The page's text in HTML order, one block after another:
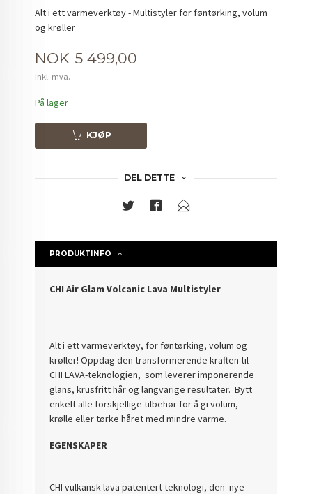
Alt i ett varmeverktøy - Multistyler for føntørking, volum
og krøller
Pris
NOK 5 499,00
inkl. mva.
På lager
KJØP
DEL DETTE
PRODUKTINFO
CHI Air Glam Volcanic Lava Multistyler
Alt i ett varmeverktøy, for føntørking, volum og
krøller! Oppdag den transformerende kraften til
CHI LAVA-teknologien, som leverer imponerende
glans, krusfritt hår og langvarige resultater. Bytt
enkelt alle forskjellige tilbehør for å gi volum,
krølle eller tørke håret med mindre varme.
EGENSKAPER
CHI vulkansk lava patentert teknologi, den nye